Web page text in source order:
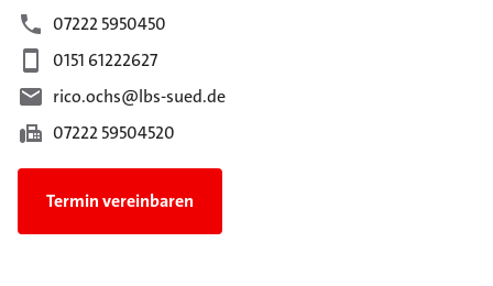
07222 5950450
0151 61222627
rico.ochs@lbs-sued.de
07222 59504520
Termin vereinbaren